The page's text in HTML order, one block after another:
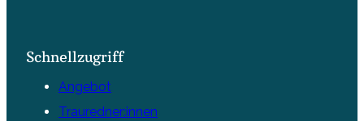
Schnellzugriff
Angebot
Trauredner:innen